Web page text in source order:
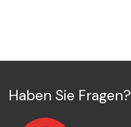
Haben Sie Fragen?